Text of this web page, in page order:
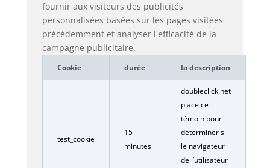
fournir aux visiteurs des publicités
personnalisées basées sur les pages visitées
précédemment et analyser l'efficacité de la
campagne publicitaire.
Cookie durée la description
test_cookie
15
minutes
doubleclick.net
place ce
témoin pour
déterminer si
le navigateur
de l’utilisateur